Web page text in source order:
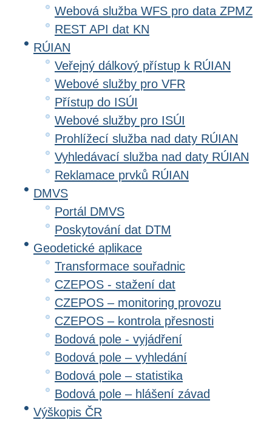
Webová služba WFS pro data ZPMZ
REST API dat KN
RÚIAN
Veřejný dálkový přístup k RÚIAN
Webové služby pro VFR
Přístup do ISÚI
Webové služby pro ISÚI
Prohlížecí služba nad daty RÚIAN
Vyhledávací služba nad daty RÚIAN
Reklamace prvků RÚIAN
DMVS
Portál DMVS
Poskytování dat DTM
Geodetické aplikace
Transformace souřadnic
CZEPOS - stažení dat
CZEPOS – monitoring provozu
CZEPOS – kontrola přesnosti
Bodová pole - vyjádření
Bodová pole – vyhledání
Bodová pole – statistika
Bodová pole – hlášení závad
Výškopis ČR